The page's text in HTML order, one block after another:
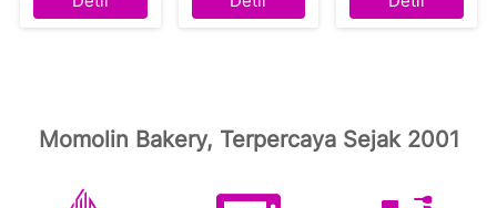
Momolin Bakery, Terpercaya Sejak 2001